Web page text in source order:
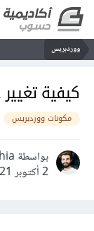
ووردبريس
كيفية
مكونات ووردبريس
بواسطة Ali Alrohia
2 أكتوبر 2021